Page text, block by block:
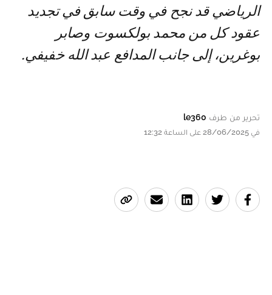
الرياضي قد نجح في وقت سابق في تجديد
عقود كل من محمد بولكسوت وصابر
بوغرين، إلى جانب المدافع عبد الله خفيفي.
تحرير من طرف le360
في 28/06/2025 على الساعة 12:32